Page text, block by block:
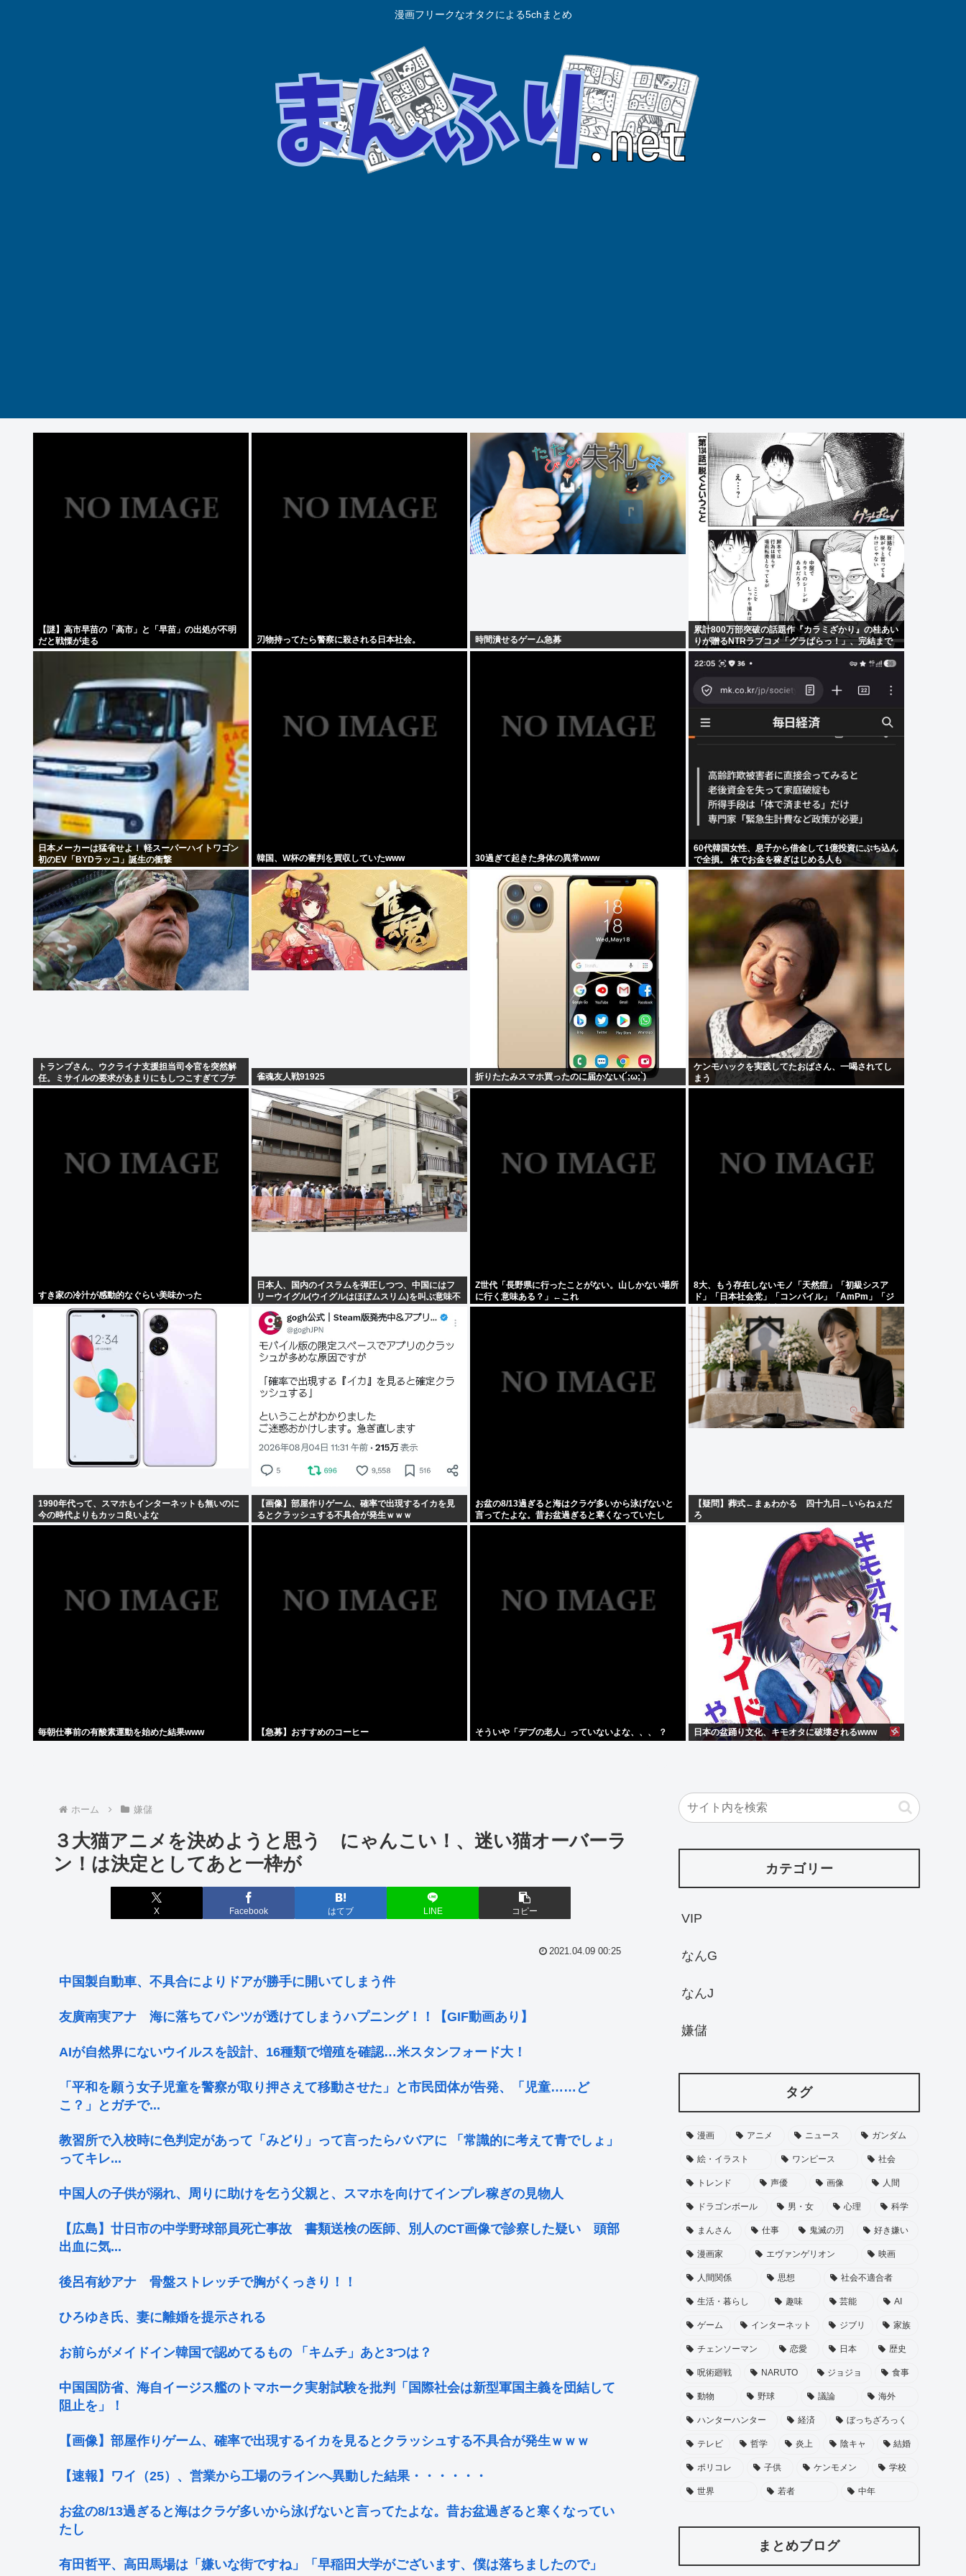
漫画フリークなオタクによる5chまとめ
【謎】高市早苗の「高市」と「早苗」の出処が不明
だと戦慄が走る
刃物持ってたら警察に殺される日本社会。 時間潰せるゲーム急募
累計800万部突破の話題作『カラミざかり』の桂あい
りが贈るNTRラブコメ「グラぱらっ！」、完結まで
ラスト2話！！
日本メーカーは猛省せよ！ 軽スーパーハイトワゴン
初のEV「BYDラッコ」誕生の衝撃
韓国、W杯の審判を買収していたwww 30過ぎて起きた身体の異常www
60代韓国女性、息子から借金して1億投資にぶち込ん
で全損。 体でお金を稼ぎはじめる人も
トランプさん、ウクライナ支援担当司令官を突然解
任。ミサイルの要求があまりにもしつこすぎてブチ
切れた模様
雀魂友人戦91925 折りたたみスマホ買ったのに届かない(´;ω;`)
ケンモハックを実践してたおばさん、一喝されてし
まう
すき家の冷汁が感動的なぐらい美味かった
日本人、国内のイスラムを弾圧しつつ、中国にはフ
リーウイグル(ウイグルはほぼムスリム)を叫ぶ意味不
Z世代「長野県に行ったことがない。山しかない場所
に行く意味ある？」←これ
8大、もう存在しないモノ「天然痘」「初級シスア
ド」「日本社会党」「コンパイル」「AmPm」「ジ
ャスコ」「共立薬科大学」
1990年代って、スマホもインターネットも無いのに
今の時代よりもカッコ良いよな
【画像】部屋作りゲーム、確率で出現するイカを見
るとクラッシュする不具合が発生ｗｗｗ
お盆の8/13過ぎると海はクラゲ多いから泳げないと
言ってたよな。昔お盆過ぎると寒くなっていたし
【疑問】葬式←まぁわかる 四十九日←いらねぇだ
ろ
毎朝仕事前の有酸素運動を始めた結果www 【急募】おすすめのコーヒー そういや「デブの老人」っていないよな、、、 ？ 日本の盆踊り文化、キモオタに破壊されるwww
ホーム 嫌儲
３大猫アニメを決めようと思う にゃんこい！、迷い猫オーバーラ
ン！は決定としてあと一枠が
X Facebook はてブ LINE コピー
2021.04.09 00:25
中国製自動車、不具合によりドアが勝手に開いてしまう件
友廣南実アナ 海に落ちてパンツが透けてしまうハプニング！！【GIF動画あり】
AIが自然界にないウイルスを設計、16種類で増殖を確認…米スタンフォード大！
「平和を願う女子児童を警察が取り押さえて移動させた」と市民団体が告発、「児童……ど
こ？」とガチで...
教習所で入校時に色判定があって「みどり」って言ったらババアに 「常識的に考えて青でしょ」
ってキレ...
中国人の子供が溺れ、周りに助けを乞う父親と、スマホを向けてインプレ稼ぎの見物人
【広島】廿日市の中学野球部員死亡事故 書類送検の医師、別人のCT画像で診察した疑い 頭部
出血に気...
後呂有紗アナ 骨盤ストレッチで胸がくっきり！！
ひろゆき氏、妻に離婚を提示される
お前らがメイドイン韓国で認めてるもの 「キムチ」あと3つは？
中国国防省、海自イージス艦のトマホーク実射試験を批判「国際社会は新型軍国主義を団結して
阻止を」！
【画像】部屋作りゲーム、確率で出現するイカを見るとクラッシュする不具合が発生ｗｗｗ
【速報】ワイ（25）、営業から工場のラインへ異動した結果・・・・・・
お盆の8/13過ぎると海はクラゲ多いから泳げないと言ってたよな。昔お盆過ぎると寒くなってい
たし
有田哲平、高田馬場は「嫌いな街ですね」「早稲田大学がございます、僕は落ちましたので」
カテゴリー
VIP
なんG
なんJ
嫌儲
タグ
漫画 アニメ ニュース ガンダム
絵・イラスト ワンピース 社会
トレンド 声優 画像 人間
ドラゴンボール 男・女 心理 科学
まんさん 仕事 鬼滅の刃 好き嫌い
漫画家 エヴァンゲリオン 映画
人間関係 思想 社会不適合者
生活・暮らし 趣味 芸能 AI
ゲーム インターネット ジブリ 家族
チェンソーマン 恋愛 日本 歴史
呪術廻戦 NARUTO ジョジョ 食事
動物 野球 議論 海外
ハンターハンター 経済 ぼっちざろっく
テレビ 哲学 炎上 陰キャ 結婚
ポリコレ 子供 ケンモメン 学校
世界 若者 中年
まとめブログ